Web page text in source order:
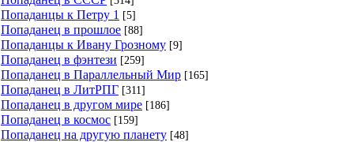
Попаданцы к Петру 1 [5]
Попаданец в прошлое [88]
Попаданцы к Ивану Грозному [9]
Попаданец в фэнтези [259]
Попаданец в Параллельный Мир [165]
Попаданец в ЛитРПГ [311]
Попаданец в другом мире [186]
Попаданец в космос [159]
Попаданец на другую планету [48]